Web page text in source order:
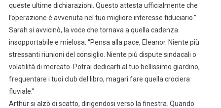
queste ultime dichiarazioni. Questo attesta ufficialmente che
l’operazione è avvenuta nel tuo migliore interesse fiduciario.”
Sarah si avvicinò, la voce che tornava a quella cadenza
insopportabile e mielosa. “Pensa alla pace, Eleanor. Niente più
stressanti riunioni del consiglio. Niente più dispute sindacali o
volatilità di mercato. Potrai dedicarti al tuo bellissimo giardino,
frequentare i tuoi club del libro, magari fare quella crociera
fluviale.”
Arthur si alzò di scatto, dirigendosi verso la finestra. Quando